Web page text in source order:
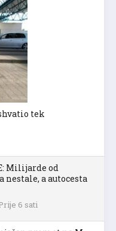
tek
Milijarde od
a autocesta
6 sati